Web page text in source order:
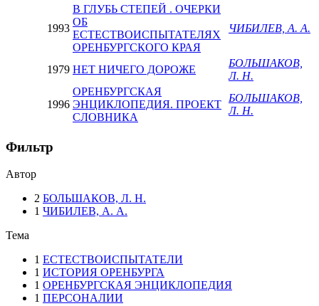
1993
В ГЛУБЬ СТЕПЕЙ . ОЧЕРКИ
ОБ
ЕСТЕСТВОИСПЫТАТЕЛЯХ
ОРЕНБУРГСКОГО КРАЯ
ЧИБИЛЕВ, А. А.
1979 НЕТ НИЧЕГО ДОРОЖЕ
БОЛЬШАКОВ,
Л. Н.
1996
ОРЕНБУРГСКАЯ
ЭНЦИКЛОПЕДИЯ. ПРОЕКТ
СЛОВНИКА
БОЛЬШАКОВ,
Л. Н.
Фильтр
Автор
2 БОЛЬШАКОВ, Л. Н.
1 ЧИБИЛЕВ, А. А.
Тема
1 ЕСТЕСТВОИСПЫТАТЕЛИ
1 ИСТОРИЯ ОРЕНБУРГА
1 ОРЕНБУРГСКАЯ ЭНЦИКЛОПЕДИЯ
1 ПЕРСОНАЛИИ